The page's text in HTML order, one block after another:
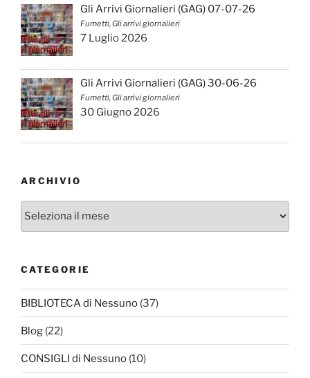
Gli Arrivi Giornalieri (GAG) 07-07-26
Fumetti, Gli arrivi giornalieri
7 Luglio 2026
Gli Arrivi Giornalieri (GAG) 30-06-26
Fumetti, Gli arrivi giornalieri
30 Giugno 2026
ARCHIVIO
Archivio
CATEGORIE
BIBLIOTECA di Nessuno (37)
Blog (22)
CONSIGLI di Nessuno (10)